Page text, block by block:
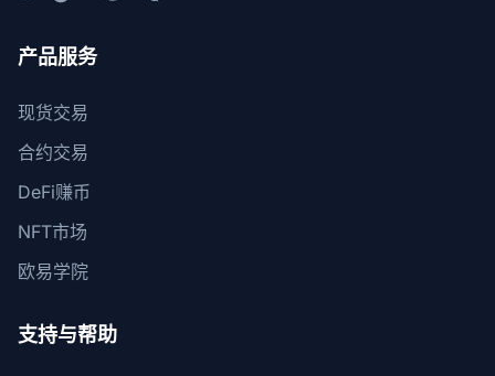
产品服务
现货交易
合约交易
DeFi赚币
NFT市场
欧易学院
支持与帮助